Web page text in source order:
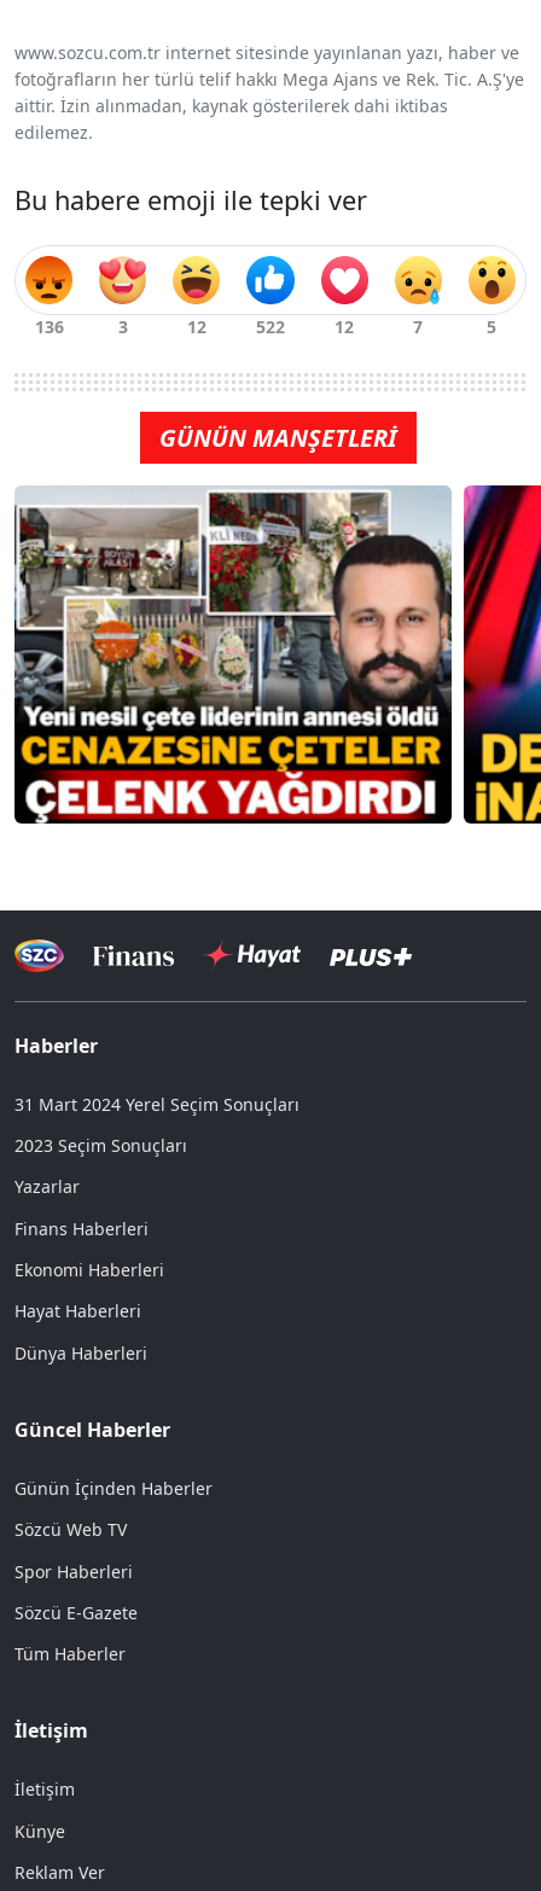
www.sozcu.com.tr internet sitesinde yayınlanan yazı, haber ve
fotoğrafların her türlü telif hakkı Mega Ajans ve Rek. Tic. A.Ş'ye
aittir. İzin alınmadan, kaynak gösterilerek dahi iktibas
edilemez.
Bu habere emoji ile tepki ver
GÜNÜN MANŞETLERİ
Haberler
31 Mart 2024 Yerel Seçim Sonuçları
2023 Seçim Sonuçları
Yazarlar
Finans Haberleri
Ekonomi Haberleri
Hayat Haberleri
Dünya Haberleri
Güncel Haberler
Günün İçinden Haberler
Sözcü Web TV
Spor Haberleri
Sözcü E-Gazete
Tüm Haberler
İletişim
İletişim
Künye
Reklam Ver